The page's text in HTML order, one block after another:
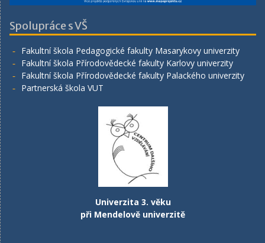
Spolupráce s VŠ
Fakultní škola Pedagogické fakulty Masarykovy univerzity
Fakultní škola Přírodovědecké fakulty Karlovy univerzity
Fakultní škola Přírodovědecké fakulty Palackého univerzity
Partnerská škola VUT
Univerzita 3. věku
při Mendelově univerzitě